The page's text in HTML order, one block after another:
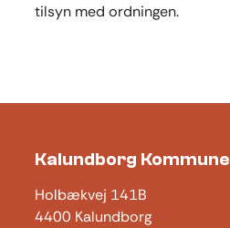
tilsyn med ordningen.
Kalundborg Kommune
Holbækvej 141B
4400 Kalundborg